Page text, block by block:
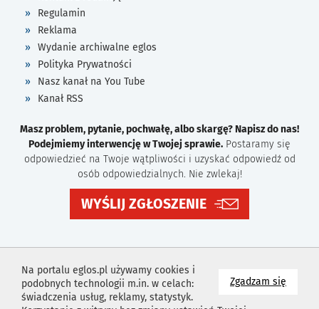
Zgadzam się
Na portalu eglos.pl używamy cookies i
podobnych technologii m.in. w celach:
świadczenia usług, reklamy, statystyk.
Regulamin
Reklama
Wydanie archiwalne eglos
Polityka Prywatności
Nasz kanał na You Tube
Kanał RSS
Masz problem, pytanie, pochwałę, albo skargę? Napisz do nas!
Podejmiemy interwencję w Twojej sprawie. Postaramy się
odpowiedzieć na Twoje wątpliwości i uzyskać odpowiedź od
osób odpowiedzialnych. Nie zwlekaj!
WYŚLIJ ZGŁOSZENIE